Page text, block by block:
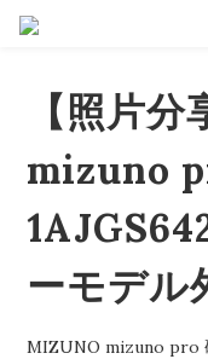
【照片
mizuno
ーモデ
MIZUNO mizuno pro